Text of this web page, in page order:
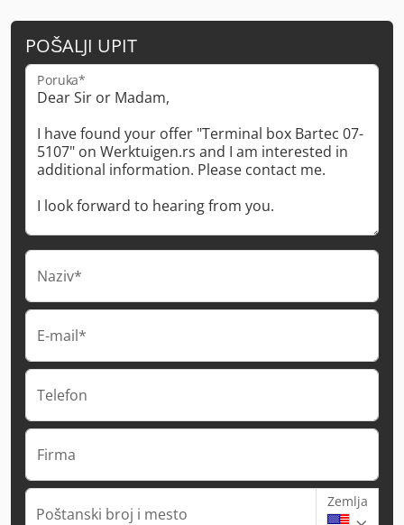
POŠALJI UPIT
Poruka*
Naziv*
E-mail*
Telefon
Firma
Poštanski broj i mesto
Zemlja